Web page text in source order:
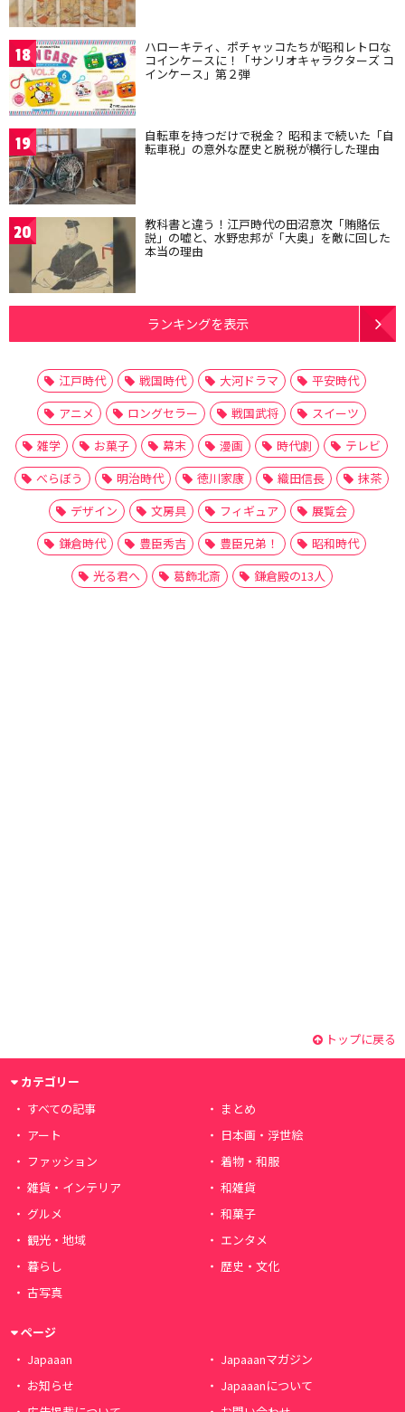
18 ハローキティ、ポチャッコたちが昭和レトロな
コインケースに！「サンリオキャラクターズ コ
インケース」第２弾
19 自転車を持つだけで税金？ 昭和まで続いた「自
転車税」の意外な歴史と脱税が横行した理由
20 教科書と違う！江戸時代の田沼意次「賄賂伝
説」の嘘と、水野忠邦が「大奥」を敵に回した
本当の理由
ランキングを表示
江戸時代 戦国時代 大河ドラマ
平安時代
アニメ
ロングセラー 戦国武将
スイーツ
雑学
お菓子 幕末 漫画 時代劇
テレビ
べらぼう
明治時代 徳川家康 織田信長
抹茶
デザイン
文房具 フィギュア
展覧会
鎌倉時代
豊臣秀吉 豊臣兄弟！
昭和時代
光る君へ
葛飾北斎 鎌倉殿の13人
トップに戻る
カテゴリー
すべての記事
まとめ
アート
日本画・浮世絵
ファッション
着物・和服
雑貨・インテリア
和雑貨
グルメ
和菓子
観光・地域
エンタメ
暮らし
歴史・文化
古写真
ページ
Japaaan
Japaaanマガジン
お知らせ
Japaaanについて